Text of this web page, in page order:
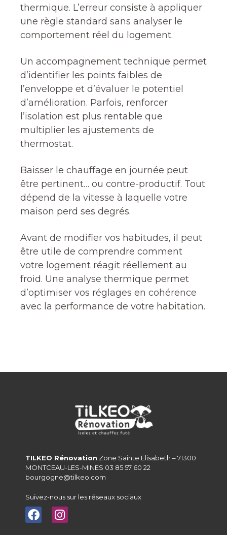
thermique. L’erreur consiste à appliquer
une règle standard sans analyser le
comportement réel du logement.
Un accompagnement technique permet
d’identifier les points faibles de
l’enveloppe et d’évaluer le potentiel
d’amélioration. Parfois, renforcer
l’isolation est plus rentable que
multiplier les ajustements de
thermostat.
Baisser le chauffage en journée peut
être pertinent… ou contre-productif. Tout
dépend de la vitesse à laquelle votre
maison perd ses degrés.
Avant de modifier vos habitudes, il peut
être utile de comprendre comment
votre logement réagit réellement au
froid. Une analyse thermique permet
d’optimiser vos réglages en cohérence
avec la performance de votre habitation.
TILKEO Rénovation Zone Sainte Elisabeth – 71300
MONTCEAU-LES-MINES 03 85 57 60 22
bourgogne@tilkeo.com
Suivez-nous sur les réseaux sociaux